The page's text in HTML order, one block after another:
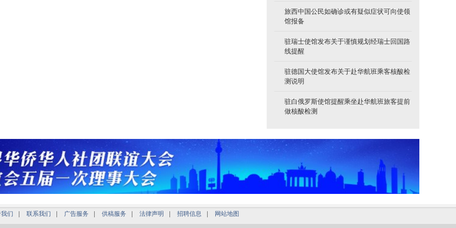
旅西中国公民如确诊或有疑似症状可向使领
馆报备
驻瑞士使馆发布关于谨慎规划经瑞士回国路
线提醒
驻德国大使馆发布关于赴华航班乘客核酸检
测说明
驻白俄罗斯使馆提醒乘坐赴华航班旅客提前
做核酸检测
们 联系我们 广告服务 供稿服务 法律声明 招聘信息 网站地图